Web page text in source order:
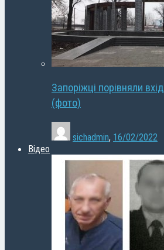
Запоріжці порівняли
(фото)
sichadmin, 16/02/2022
Відео